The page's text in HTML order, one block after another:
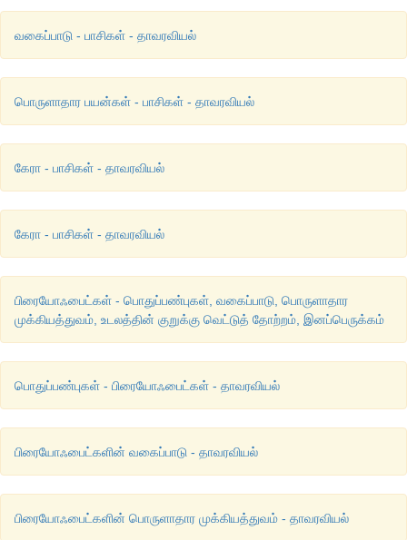
வகைப்பாடு - பாசிகள் - தாவரவியல்
பொருளாதார பயன்கள் - பாசிகள் - தாவரவியல்
கேரா - பாசிகள் - தாவரவியல்
கேரா - பாசிகள் - தாவரவியல்
பிரையோஃபைட்கள் - பொதுப்பண்புகள், வகைப்பாடு, பொருளாதார
முக்கியத்துவம், உடலத்தின் குறுக்கு வெட்டுத் தோற்றம், இனப்பெருக்கம்
பொதுப்பண்புகள் - பிரையோஃபைட்கள் - தாவரவியல்
பிரையோஃபைட்களின் வகைப்பாடு - தாவரவியல்
பிரையோஃபைட்களின் பொருளாதார முக்கியத்துவம் - தாவரவியல்